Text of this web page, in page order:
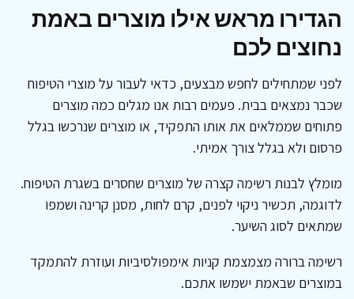
הגדירו מראש אילו מוצרים באמת
נחוצים לכם
לפני שמתחילים לחפש מבצעים, כדאי לעבור על מוצרי הטיפוח
שכבר נמצאים בבית. פעמים רבות אנו מגלים כמה מוצרים
פתוחים שממלאים את אותו התפקיד, או מוצרים שנרכשו בגלל
פרסום ולא בגלל צורך אמיתי.
מומלץ לבנות רשימה קצרה של מוצרים שחסרים בשגרת הטיפוח.
לדוגמה, תכשיר ניקוי לפנים, קרם לחות, מסנן קרינה ושמפו
שמתאים לסוג השיער.
רשימה ברורה מצמצמת קניות אימפולסיביות ועוזרת להתמקד
במוצרים שבאמת ישמשו אתכם.